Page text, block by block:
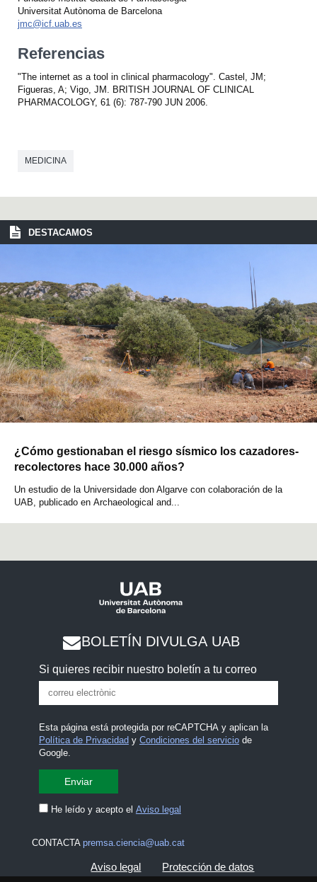
Universitat Autònoma de Barcelona
jmc@icf.uab.es
Referencias
"The internet as a tool in clinical pharmacology". Castel, JM;
Figueras, A; Vigo, JM. BRITISH JOURNAL OF CLINICAL
PHARMACOLOGY, 61 (6): 787-790 JUN 2006.
MEDICINA
DESTACAMOS
¿Cómo gestionaban el riesgo sísmico los cazadores-
recolectores hace 30.000 años?
Un estudio de la Universidade don Algarve con colaboración de la
UAB, publicado en Archaeological and...
BOLETÍN DIVULGA UAB
Si quieres recibir nuestro boletín a tu correo
Esta página está protegida por reCAPTCHA y aplican la
Política de Privacidady Condiciones del serviciode
Google.
He leído y acepto el Aviso legal
CONTACTA premsa.ciencia@uab.cat
Aviso legal Protección de datos